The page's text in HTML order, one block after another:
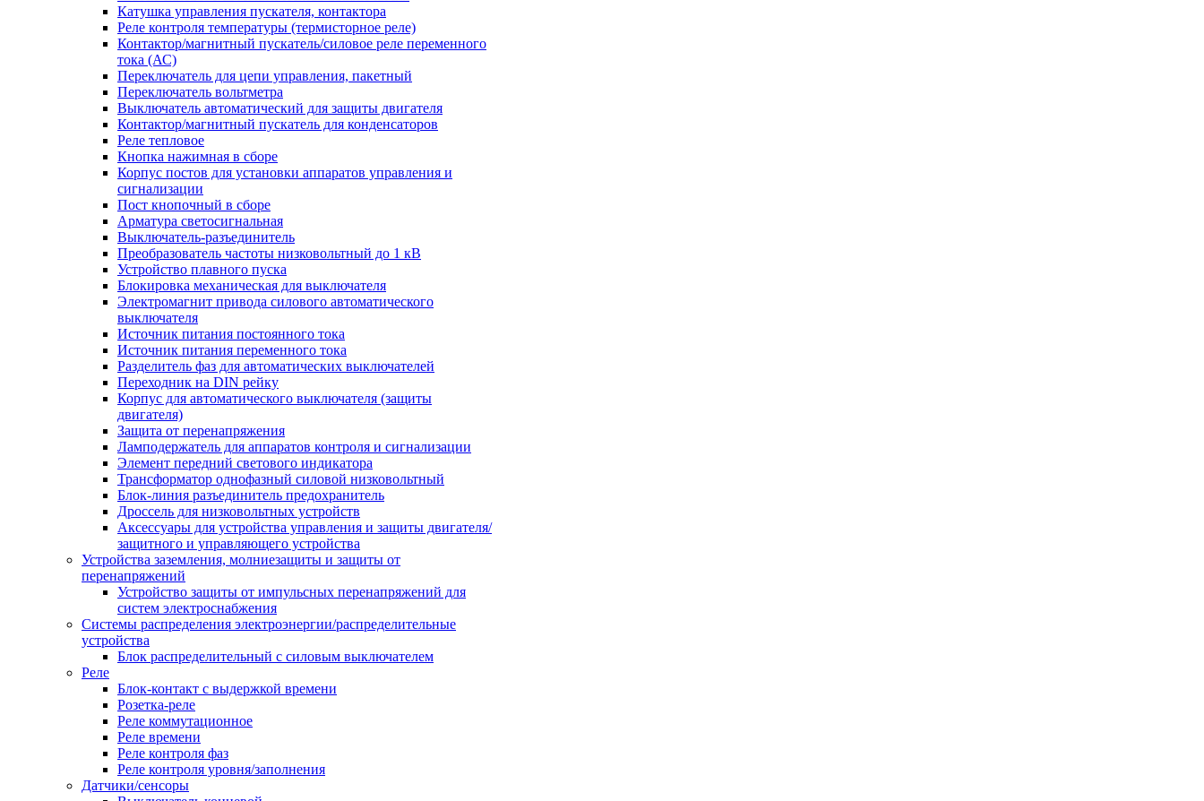
Катушка управления пускателя, контактора
Реле контроля температуры (термисторное реле)
Контактор/магнитный пускатель/силовое реле переменного
тока (АС)
Переключатель для цепи управления, пакетный
Переключатель вольтметра
Выключатель автоматический для защиты двигателя
Контактор/магнитный пускатель для конденсаторов
Реле тепловое
Кнопка нажимная в сборе
Корпус постов для установки аппаратов управления и
сигнализации
Пост кнопочный в сборе
Арматура светосигнальная
Выключатель-разъединитель
Преобразователь частоты низковольтный до 1 кВ
Устройство плавного пуска
Блокировка механическая для выключателя
Электромагнит привода силового автоматического
выключателя
Источник питания постоянного тока
Источник питания переменного тока
Разделитель фаз для автоматических выключателей
Переходник на DIN рейку
Корпус для автоматического выключателя (защиты
двигателя)
Защита от перенапряжения
Ламподержатель для аппаратов контроля и сигнализации
Элемент передний светового индикатора
Трансформатор однофазный силовой низковольтный
Блок-линия разъединитель предохранитель
Дроссель для низковольтных устройств
Аксессуары для устройства управления и защиты двигателя/
защитного и управляющего устройства
Устройства заземления, молниезащиты и защиты от
перенапряжений
Устройство защиты от импульсных перенапряжений для
систем электроснабжения
Системы распределения электроэнергии/распределительные
устройства
Блок распределительный с силовым выключателем
Реле
Блок-контакт с выдержкой времени
Розетка-реле
Реле коммутационное
Реле времени
Реле контроля фаз
Реле контроля уровня/заполнения
Датчики/сенсоры